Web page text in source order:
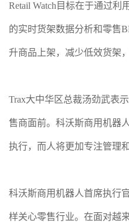
Retail Watch目标在于通过
的实时货架数据分析和零售
升商品上架，减少低效货架
Trax大中华区总裁汤劲武表
售商面前。科沃斯商用机器
执行，而人将更加专注管理
科沃斯商用机器人首席执行
样关心零售行业。在面对越